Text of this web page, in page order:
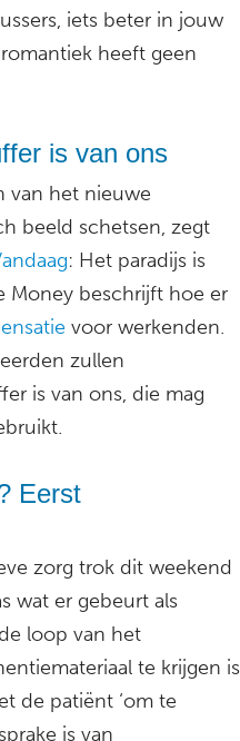
iets beter in jouw
heeft geen
is van ons
van het nieuwe
beeld schetsen, zegt
: Het paradijs is
Money beschrijft hoe er
voor werkenden.
zullen
is van ons, die mag
Eerst
zorg trok dit weekend
wat er gebeurt als
loop van het
te krijgen is
de patiënt ‘om te
is van